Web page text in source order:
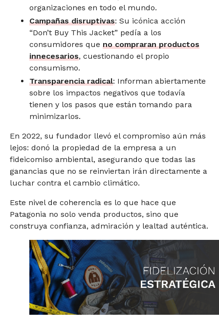
organizaciones en todo el mundo.
Campañas disruptivas: Su icónica acción
“Don’t Buy This Jacket” pedía a los
consumidores que no compraran productos
innecesarios, cuestionando el propio
consumismo.
Transparencia radical: Informan abiertamente
sobre los impactos negativos que todavía
tienen y los pasos que están tomando para
minimizarlos.
En 2022, su fundador llevó el compromiso aún más
lejos: donó la propiedad de la empresa a un
fideicomiso ambiental, asegurando que todas las
ganancias que no se reinviertan irán directamente a
luchar contra el cambio climático.
Este nivel de coherencia es lo que hace que
Patagonia no solo venda productos, sino que
construya confianza, admiración y lealtad auténtica.